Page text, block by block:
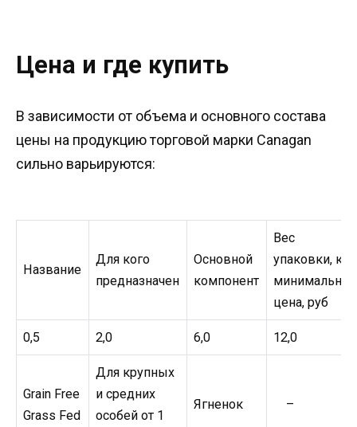
Цена и где купить
В зависимости от объема и основного состава
цены на продукцию торговой марки Canagan
сильно варьируются:
Название
Для кого
предназначен
Основной
компонент
Вес
упаковки, кг/
минимальная
цена, руб
0,5 2,0 6,0 12,0
Grain Free
Grass Fed
Для крупных
и средних
особей от 1
Ягненок –